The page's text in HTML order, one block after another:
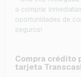
a comprar
oportunidades de
seguros!
Compra crédito
tarjeta